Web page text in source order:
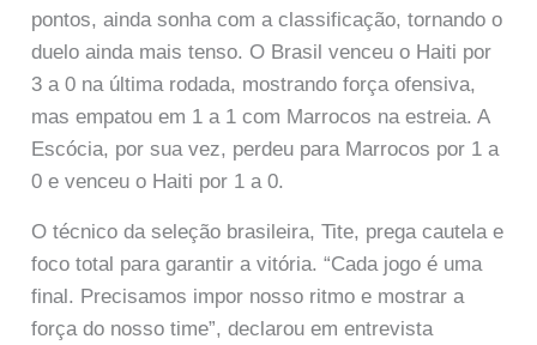
pontos, ainda sonha com a classificação, tornando o
duelo ainda mais tenso. O Brasil venceu o Haiti por
3 a 0 na última rodada, mostrando força ofensiva,
mas empatou em 1 a 1 com Marrocos na estreia. A
Escócia, por sua vez, perdeu para Marrocos por 1 a
0 e venceu o Haiti por 1 a 0.
O técnico da seleção brasileira, Tite, prega cautela e
foco total para garantir a vitória. “Cada jogo é uma
final. Precisamos impor nosso ritmo e mostrar a
força do nosso time”, declarou em entrevista